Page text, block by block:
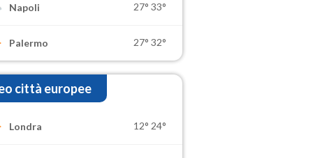
Napoli 27° 33°
Palermo 27° 32°
città europee
Londra 12° 24°